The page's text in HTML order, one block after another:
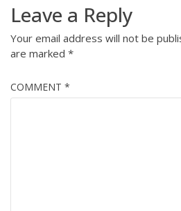
Leave a Reply
Your email address will not be
are marked *
COMMENT *